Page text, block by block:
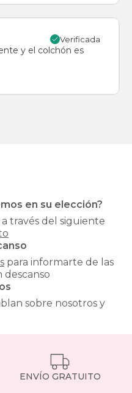
Verificada
y el colchón es
en su elección?
través del siguiente
para informarte de las
descanso
sobre nosotros y
ENVÍO GRATUITO